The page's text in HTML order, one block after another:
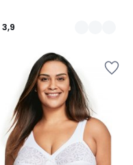
3,9